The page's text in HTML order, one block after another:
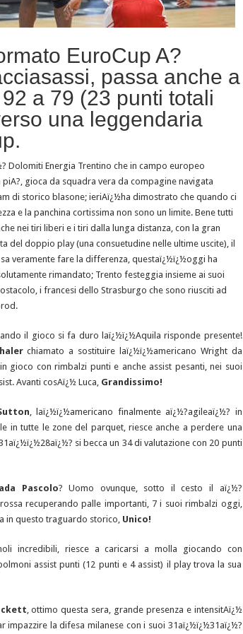
EuroCup A?
passa anche a
a 79 (23 punti totali
una leggendaria
Dolomiti Energia Trentino che in campo europeo
gioca da squadra vera da compagine navigata
di storico blasone; ieriAï¿½ha dimostrato che quando ci
e la panchina cortissima non sono un limite. Bene tutti
nei tiri liberi e i tiri dalla lunga distanza, con la gran
del doppio play (una consuetudine nelle ultime uscite), il
veramente fare la differenza, questaï¿½ï¿½oggi ha
rimandato; Trento festeggia insieme ai suoi
i francesi dello Strasburgo che sono riusciti ad
il gioco si fa duro laï¿½ï¿½Aquila risponde presente!
chiamato a sostituire laï¿½ï¿½americano Wright da
gioco con rimbalzi punti e anche assist pesanti, nei suoi
Avanti cosAï¿½ Luca, Grandissimo!
, laï¿½ï¿½americano finalmente aï¿½?agileaï¿½? in
in tutte le zone del parquet, riesce anche a perdere una
si becca un 34 di valutazione con 20 punti
Pascolo? Uomo ovunque, sotto il cesto il aï¿½?
recuperando palle importanti, 7 i suoi rimbalzi oggi,
in questo traguardo storico, Unico!
incredibili, riesce a caricarsi a molla giocando con
assist punti (12 punti e 4 assist) il play trova la sua
, ottimo questa sera, grande presenza e intensitAï¿½
impazzire la difesa milanese con i suoi 31aï¿½ï¿½31aï¿½?